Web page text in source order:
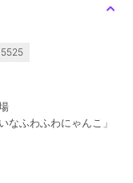
なふわふわにゃんこ」